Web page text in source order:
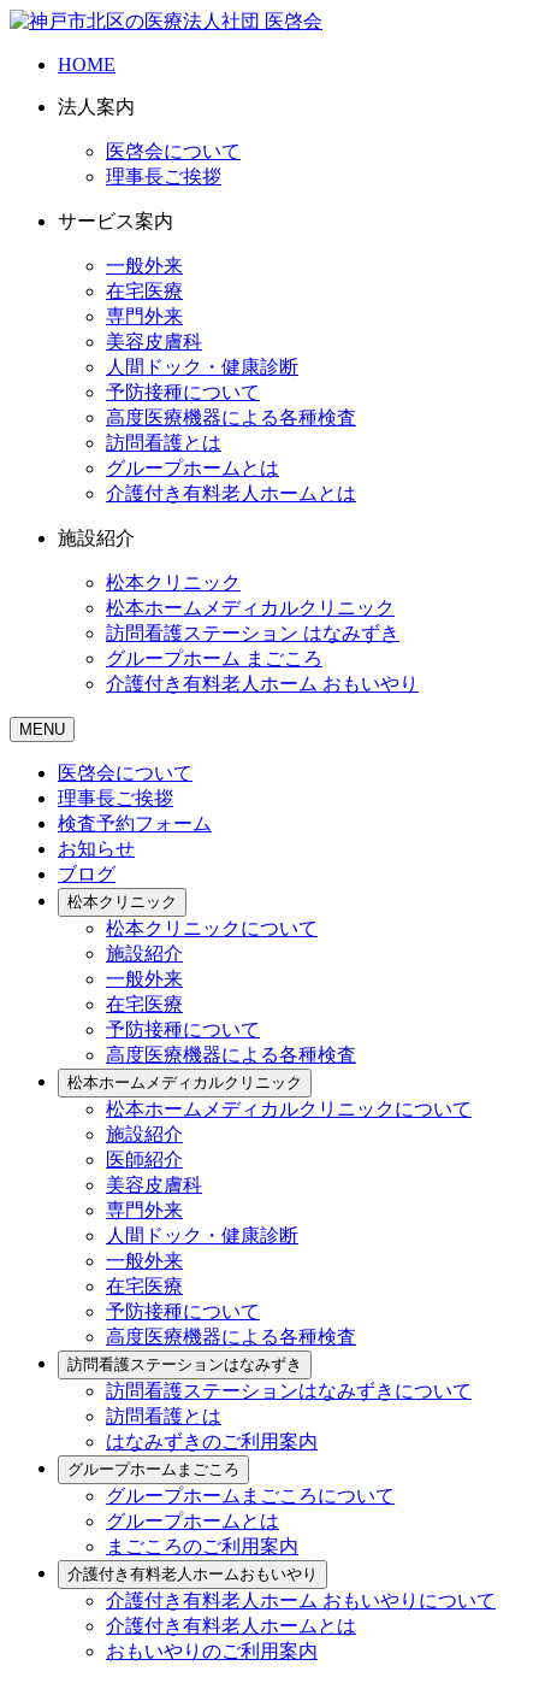
HOME
法人案内
医啓会について
理事長ご挨拶
サービス案内
一般外来
在宅医療
専門外来
美容皮膚科
人間ドック・健康診断
予防接種について
高度医療機器による各種検査
訪問看護とは
グループホームとは
介護付き有料老人ホームとは
施設紹介
松本クリニック
松本ホームメディカルクリニック
訪問看護ステーション はなみずき
グループホーム まごころ
介護付き有料老人ホーム おもいやり
MENU
医啓会について
理事長ご挨拶
検査予約フォーム
お知らせ
ブログ
松本クリニック
松本クリニックについて
施設紹介
一般外来
在宅医療
予防接種について
高度医療機器による各種検査
松本ホームメディカルクリニック
松本ホームメディカルクリニックについて
施設紹介
医師紹介
美容皮膚科
専門外来
人間ドック・健康診断
一般外来
在宅医療
予防接種について
高度医療機器による各種検査
訪問看護ステーションはなみずき
訪問看護ステーションはなみずきについて
訪問看護とは
はなみずきのご利用案内
グループホームまごころ
グループホームまごころについて
グループホームとは
まごころのご利用案内
介護付き有料老人ホームおもいやり
介護付き有料老人ホーム おもいやりについて
介護付き有料老人ホームとは
おもいやりのご利用案内